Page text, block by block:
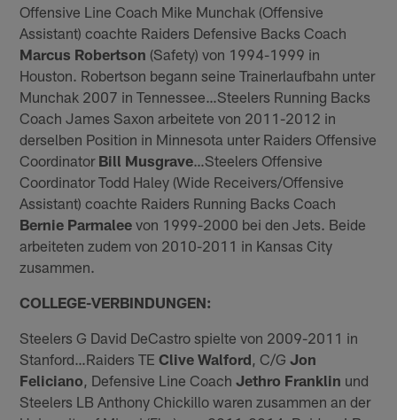
Offensive Line Coach Mike Munchak (Offensive
Assistant) coachte Raiders Defensive Backs Coach
Marcus Robertson (Safety) von 1994-1999 in
Houston. Robertson begann seine Trainerlaufbahn unter
Munchak 2007 in Tennessee…Steelers Running Backs
Coach James Saxon arbeitete von 2011-2012 in
derselben Position in Minnesota unter Raiders Offensive
Coordinator Bill Musgrave …Steelers Offensive
Coordinator Todd Haley (Wide Receivers/Offensive
Assistant) coachte Raiders Running Backs Coach
Bernie Parmalee von 1999-2000 bei den Jets. Beide
arbeiteten zudem von 2010-2011 in Kansas City
zusammen.
COLLEGE-VERBINDUNGEN:
Steelers G David DeCastro spielte von 2009-2011 in
Stanford…Raiders TEClive Walford , C/GJon
Feliciano , Defensive Line CoachJethro Franklin und
Steelers LB Anthony Chickillo waren zusammen an der